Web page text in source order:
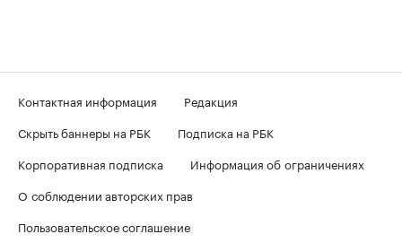
Контактная информация
Редакция
Скрыть баннеры на РБК
Подписка на РБК
Корпоративная подписка
Информация об ограничениях
О соблюдении авторских прав
Пользовательское соглашение